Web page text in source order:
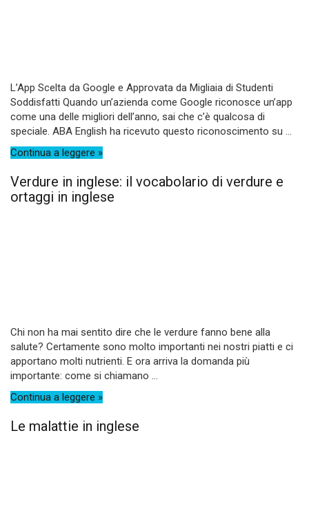
L’App Scelta da Google e Approvata da Migliaia di Studenti
Soddisfatti Quando un’azienda come Google riconosce un’app
come una delle migliori dell’anno, sai che c’è qualcosa di
speciale. ABA English ha ricevuto questo riconoscimento su ...
Continua a leggere »
Verdure in inglese: il vocabolario di verdure e
ortaggi in inglese
Chi non ha mai sentito dire che le verdure fanno bene alla
salute? Certamente sono molto importanti nei nostri piatti e ci
apportano molti nutrienti. E ora arriva la domanda più
importante: come si chiamano ...
Continua a leggere »
Le malattie in inglese